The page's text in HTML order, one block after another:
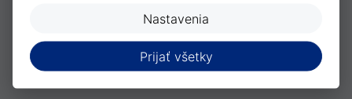
úzkej spolupráci s výrobcom strojov.
Programovanie je založené na zákazníckych
Nastavenia
Prijať všetky